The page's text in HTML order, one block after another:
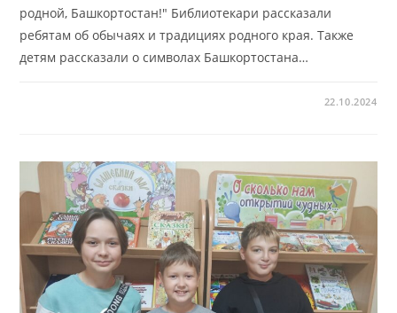
родной, Башкортостан!" Библиотекари рассказали
ребятам об обычаях и традициях родного края. Также
детям рассказали о символах Башкортостана…
22.10.2024